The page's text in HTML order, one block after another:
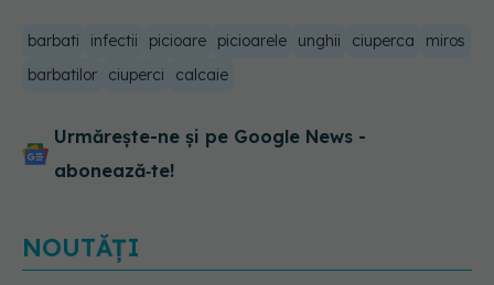
barbati infectii picioare picioarele unghii ciuperca
miros
barbatilor
ciuperci calcaie
Urmărește-ne și pe Google News -
abonează‑te!
NOUTĂȚI